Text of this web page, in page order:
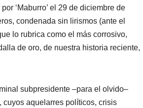
‘Maburro’ el 29 de diciembre de
condenada sin lirismos (ante el
lo rubrica como el más corrosivo,
de oro, de nuestra historia reciente,
subpresidente –para el olvido–
cuyos aquelarres políticos, crisis